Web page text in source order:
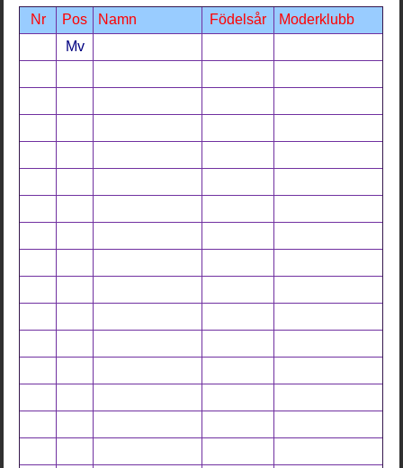
BRYNÄS IF DAM
KONTAKTA
Nr Pos Namn Födelsår
Moderklubb
Mv